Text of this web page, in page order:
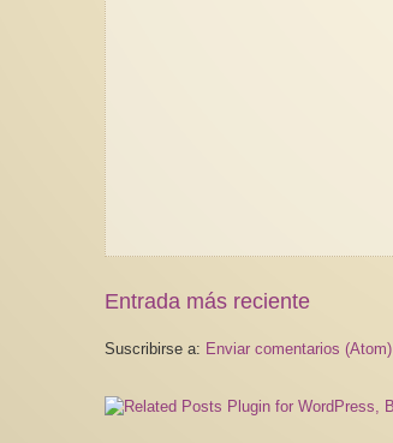
Entrada más reciente
Suscribirse a: Enviar comentarios (Atom)